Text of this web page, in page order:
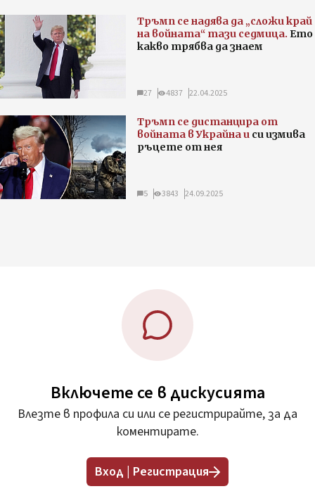
Тръмп се надява да „сложи край
на войната“ тази седмица. Ето
какво трябва да знаем
27 4837 22.04.2025
Тръмп се дистанцира от
войната в Украйна и си измива
ръцете от нея
5 3843 24.09.2025
Включете се в дискусията
Влезте в профила си или се регистрирайте, за да
коментирате.
Вход | Регистрация